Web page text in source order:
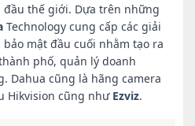
thế giới. Dựa trên những
Technology cung cấp các giải
mật đầu cuối nhằm tạo ra
phố, quản lý doanh
Dahua cũng là hãng camera
Hikvision cũng như Ezviz.